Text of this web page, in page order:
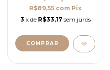
R$89,55 com Pix
3 x de R$33,17 sem juros
COMPRAR